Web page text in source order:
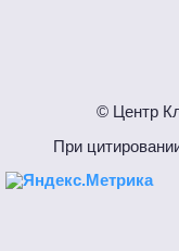
© Центр
При